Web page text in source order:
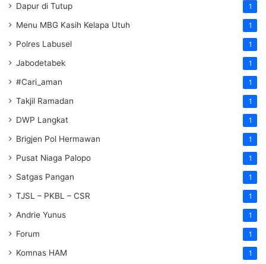
Dapur di Tutup 1
Menu MBG Kasih Kelapa Utuh 1
Polres Labusel 1
Jabodetabek 1
#Cari_aman 1
Takjil Ramadan 1
DWP Langkat 1
Brigjen Pol Hermawan 1
Pusat Niaga Palopo 1
Satgas Pangan 1
TJSL – PKBL – CSR 1
Andrie Yunus 1
Forum 1
Komnas HAM 1